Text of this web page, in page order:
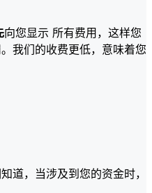
向您显示 所有费用，这样您
我们的收费更低，意味着您
道，当涉及到您的资金时，